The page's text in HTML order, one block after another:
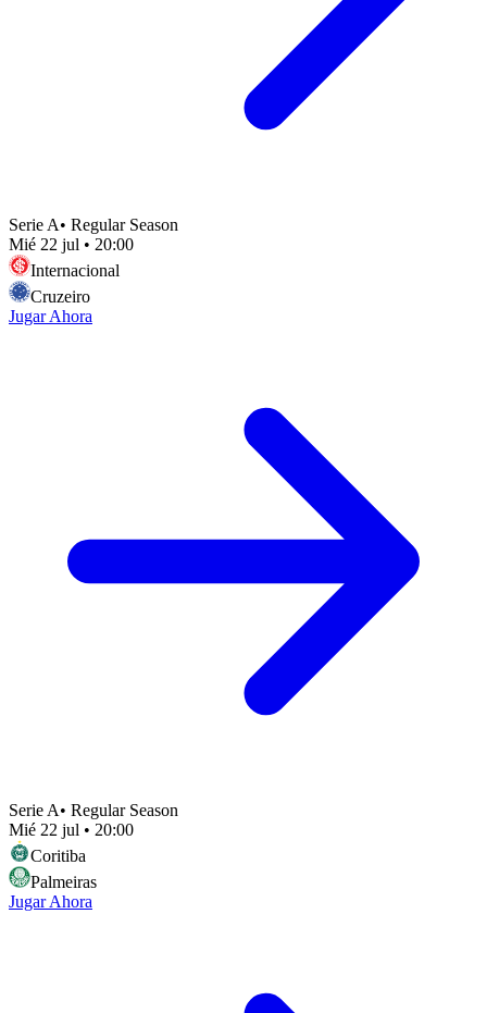
Serie A• Regular Season
Mié 22 jul • 20:00
Internacional
Cruzeiro
Jugar Ahora
Serie A• Regular Season
Mié 22 jul • 20:00
Coritiba
Palmeiras
Jugar Ahora